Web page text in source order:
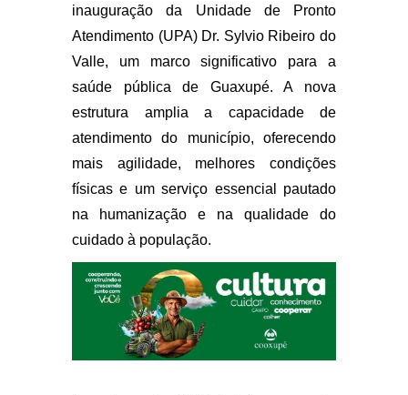
inauguração da Unidade de Pronto
Atendimento (UPA) Dr. Sylvio Ribeiro do
Valle, um marco significativo para a
saúde pública de Guaxupé. A nova
estrutura amplia a capacidade de
atendimento do município, oferecendo
mais agilidade, melhores condições
físicas e um serviço essencial pautado
na humanização e na qualidade do
cuidado à população.